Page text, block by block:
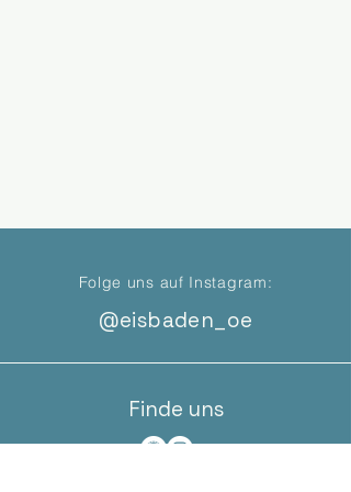
Folge uns auf Instagram:
@eisbaden_oe
Finde uns